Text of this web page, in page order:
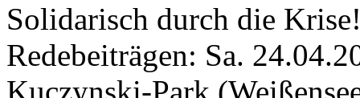
Solidarisch durch die
Redebeiträgen: Sa.
Kuczynski-Park